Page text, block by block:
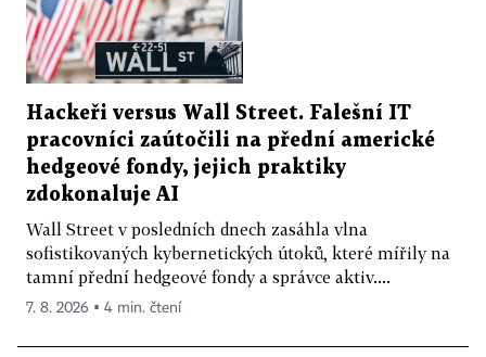
Hackeři versus Wall Street. Falešní IT
pracovníci zaútočili na přední americké
hedgeové fondy, jejich praktiky
zdokonaluje AI
Wall Street v posledních dnech zasáhla vlna
sofistikovaných kybernetických útoků, které mířily na
tamní přední hedgeové fondy a správce aktiv....
7. 8. 2026 ▪ 4 min. čtení